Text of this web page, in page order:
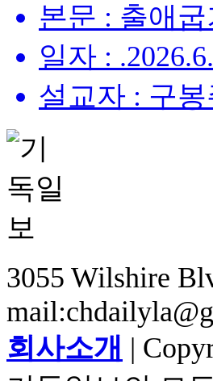
본문 : 출애굽
일자 :
설교자 : 구
3055 Wilshire
회사소개 |